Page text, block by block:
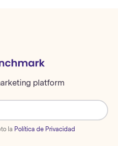
platform
la Política de Privacidad